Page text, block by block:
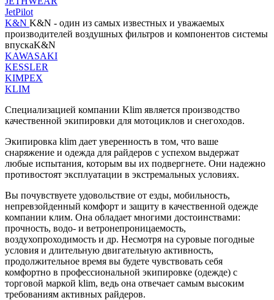
JetPilot
K&N K&N - один из самых известных и уважаемых
производителей воздушных фильтров и компонентов системы
впускаK&N
KAWASAKI
KESSLER
KIMPEX
KLIM
Специализацией компании Klim является производство
качественной экипировки для мотоциклов и снегоходов.
Экипировка klim дает уверенность в том, что ваше
снаряжение и одежда для райдеров с успехом выдержат
любые испытания, которым вы их подвергнете. Они надежно
противостоят эксплуатации в экстремальных условиях.
Вы почувствуете удовольствие от езды, мобильность,
непревзойденный комфорт и защиту в качественной одежде
компании клим. Она обладает многими достоинствами:
прочность, водо- и ветронепроницаемость,
воздухопроходимость и др. Несмотря на суровые погодные
условия и длительную двигательную активность,
продолжительное время вы будете чувствовать себя
комфортно в профессиональной экипировке (одежде) с
торговой маркой klim, ведь она отвечает самым высоким
требованиям активных райдеров.